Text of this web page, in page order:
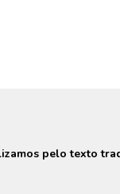
pelo texto